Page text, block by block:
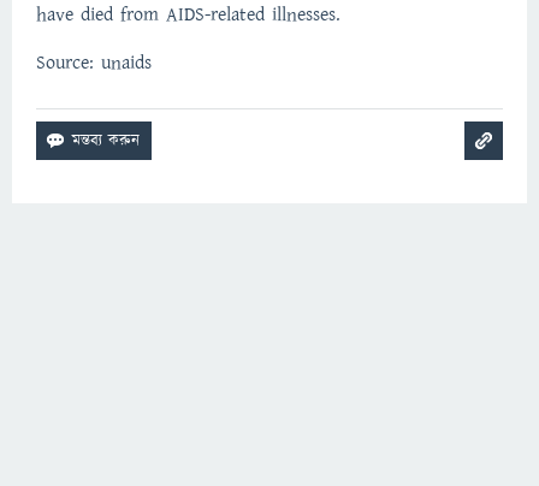
have died from AIDS-related illnesses.
Source: unaids